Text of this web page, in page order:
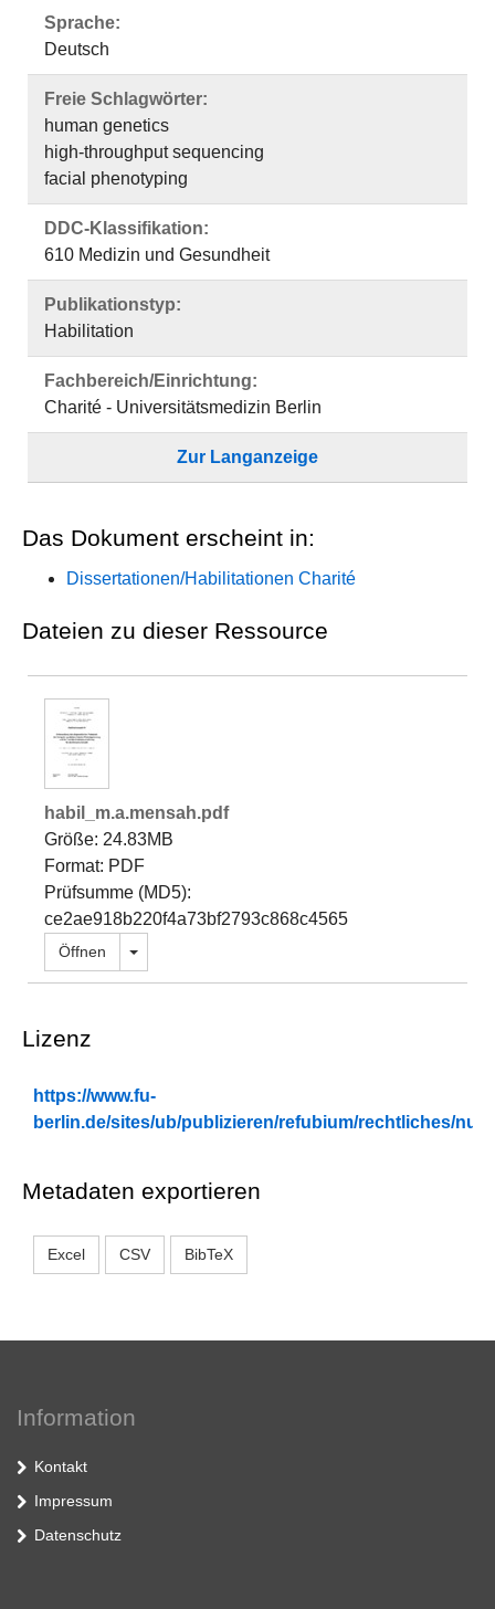
Sprache:
Deutsch
Freie Schlagwörter:
human genetics
high-throughput sequencing
facial phenotyping
DDC-Klassifikation:
610 Medizin und Gesundheit
Publikationstyp:
Habilitation
Fachbereich/Einrichtung:
Charité - Universitätsmedizin Berlin
Zur Langanzeige
Das Dokument erscheint in:
Dissertationen/Habilitationen Charité
Dateien zu dieser Ressource
habil_m.a.mensah.pdf
Größe: 24.83MB
Format: PDF
Prüfsumme (MD5):
ce2ae918b220f4a73bf2793c868c4565
Öffnen Dropdown öffnen
Lizenz
https://www.fu-
berlin.de/sites/ub/publizieren/refubium/rechtliches/
Metadaten exportieren
Excel CSV BibTeX
Information
Kontakt
Impressum
Datenschutz